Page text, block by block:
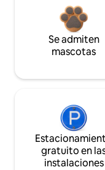
Se admiten
mascotas
gratuito en
instalaciones